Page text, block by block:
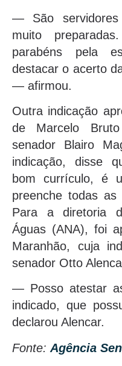
— São
muito
parabéns pela
destacar o acerto
— afirmou.
Outra indicação
de Marcelo
senador Blairo
indicação, disse
bom currículo, é
preenche todas
Para a diretoria
Águas (ANA), foi
Maranhão, cuja
senador Otto
— Posso atestar
indicado, que
declarou Alencar.
Fonte: Agência